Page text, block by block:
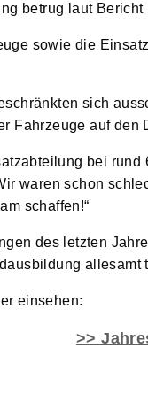
betrug laut Bericht
sowie die
sich
Fahrzeuge auf den
bei
waren schon
schaffen!“
des letzten
einsehen:
>>